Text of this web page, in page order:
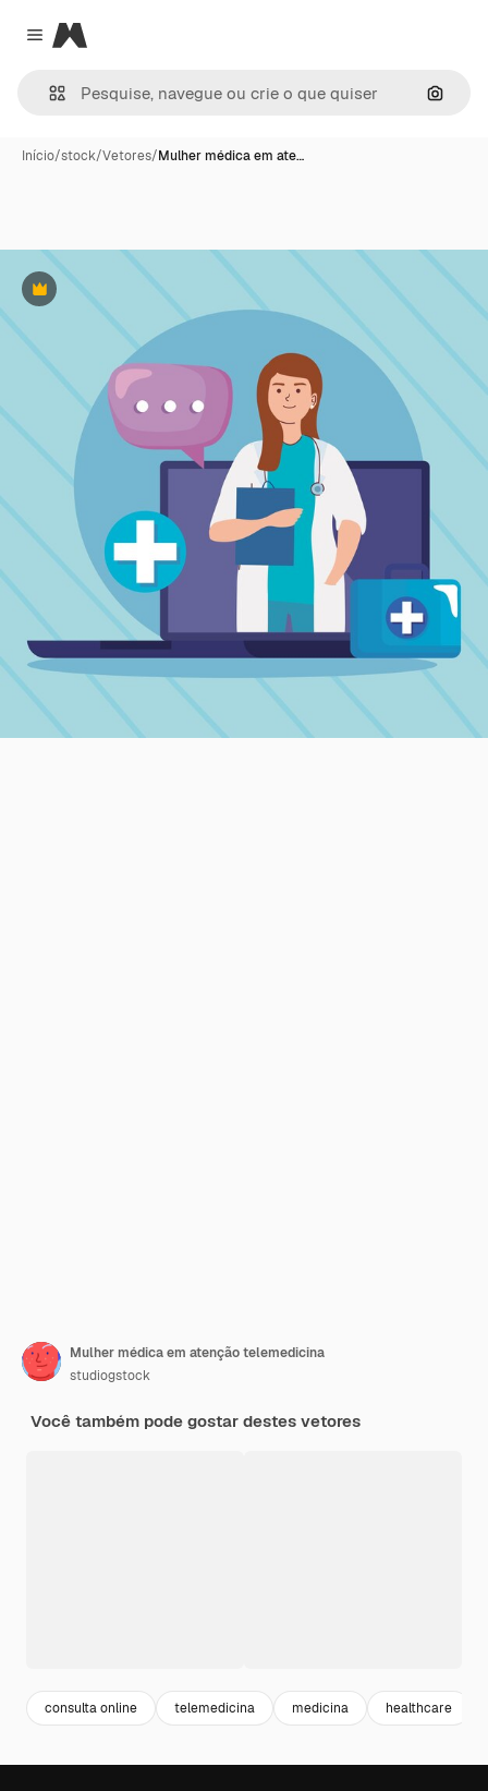
Close menu
Magnific
Início/stock/Vetores/Mulher médica em ate…
Premium
Mulher médica em atenção telemedicina
studiogstock
Você também pode gostar destes vetores
consulta online telemedicina medicina healthcare